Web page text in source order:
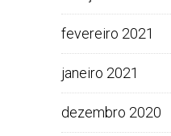
fevereiro 2021
janeiro 2021
dezembro 2020